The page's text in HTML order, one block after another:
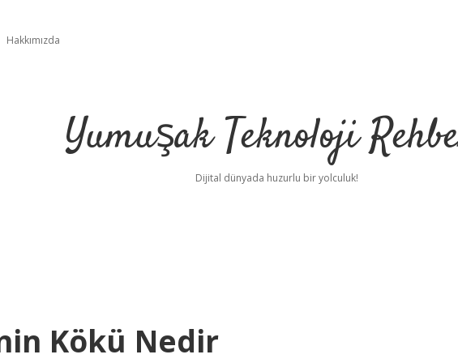
Hakkımızda
Yumuşak Teknoloji
Dijital dünyada huzurlu bir yolculuk!
Kökü Nedir